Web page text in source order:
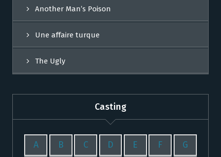
Another Man’s Poison
Une affaire turque
The Ugly
Casting
A B C D E F G